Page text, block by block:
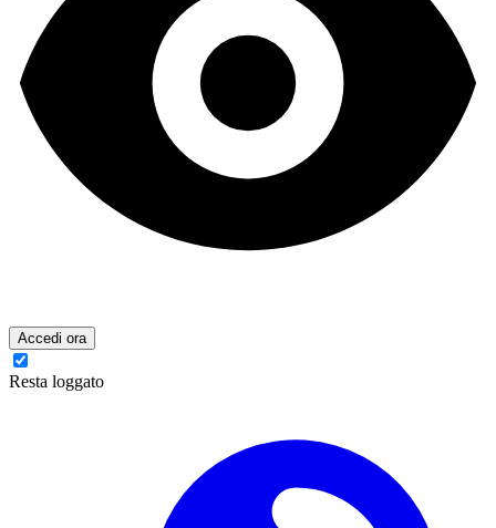
Accedi ora
Resta loggato